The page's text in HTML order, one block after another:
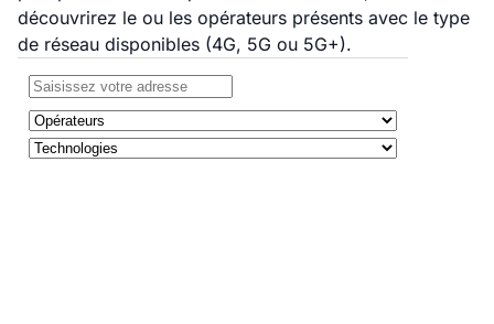
découvrirez le ou les opérateurs présents avec le type
de réseau disponibles (4G, 5G ou 5G+).